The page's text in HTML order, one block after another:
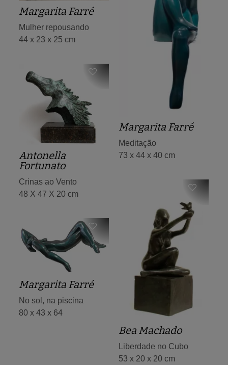
Margarita Farré
Mulher repousando
44 x 23 x 25 cm
Margarita Farré
Meditação
73 x 44 x 40 cm
Antonella
Fortunato
Crinas ao Vento
48 X 47 X 20 cm
Bea Machado
Liberdade no Cubo
53 x 20 x 20 cm
Margarita Farré
No sol, na piscina
80 x 43 x 64